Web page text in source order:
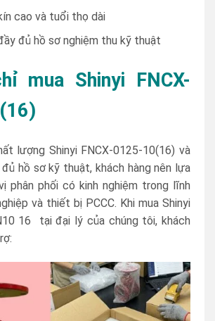
cao và tuổi thọ dài
đủ hồ sơ nghiệm thu kỹ thuật
mua Shinyi FNCX-
lượng Shinyi FNCX-0125-10(16) và
hồ sơ kỹ thuật, khách hàng nên lựa
phân phối có kinh nghiệm trong lĩnh
và thiết bị PCCC. Khi mua Shinyi
16 tại đại lý của chúng tôi, khách